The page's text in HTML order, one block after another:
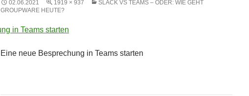
02.06.2021 1919 × 937
SLACK VS TEAMS – ODER: WIE GEHT
GROUPWARE HEUTE?
Eine neue Besprechung in Teams starten